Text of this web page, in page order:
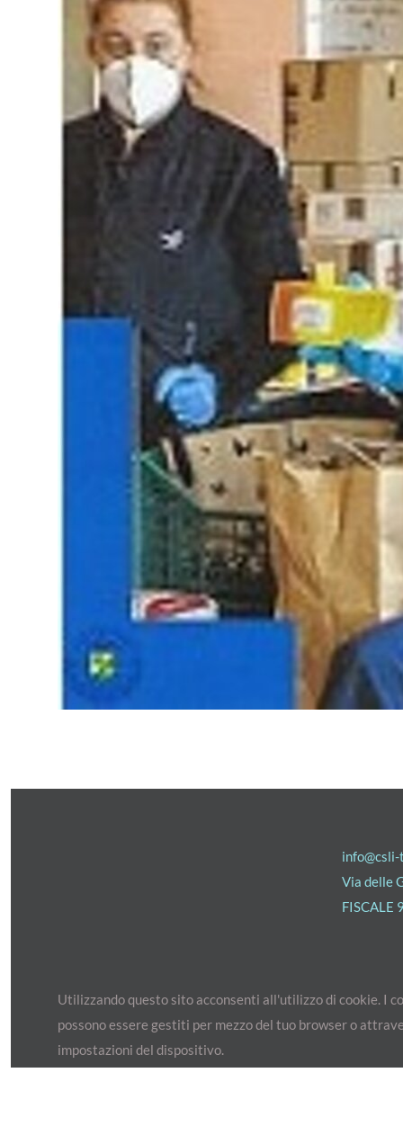
Via delle
FISCALE
Utilizzando questo sito acconsenti all'utilizzo di cookie. I
possono essere gestiti per mezzo del tuo browser o
impostazioni del dispositivo.